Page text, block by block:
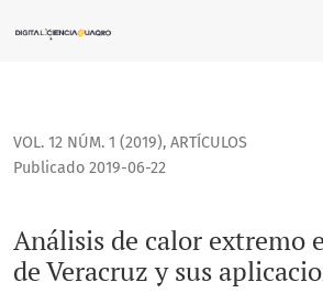
Análisis de calor extremo en el
VOL. 12 NÚM. 1 (2019), ARTÍCULOS
Análisis de calor extremo
de Veracruz y sus
Publicado 2019-06-22